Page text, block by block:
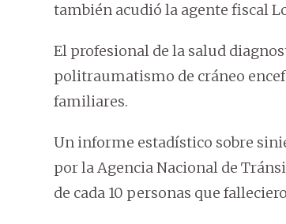
también acudió la agente fiscal
El profesional de la salud
politraumatismo de cráneo
familiares.
Un informe estadístico sobre
por la Agencia Nacional de
de cada 10 personas que